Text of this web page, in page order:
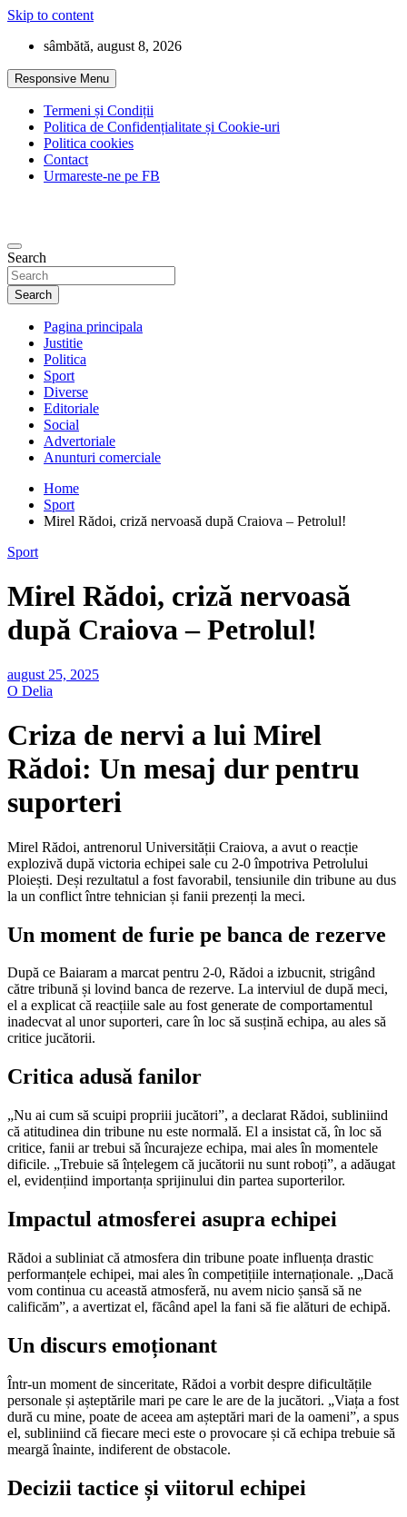
Skip to content
sâmbătă, august 8, 2026
Responsive Menu
Termeni și Condiții
Politica de Confidențialitate și Cookie-uri
Politica cookies
Contact
Urmareste-ne pe FB
Search
Search
Pagina principala
Justitie
Politica
Sport
Diverse
Editoriale
Social
Advertoriale
Anunturi comerciale
Home
Sport
Mirel Rădoi, criză nervoasă după Craiova – Petrolul!
Sport
Mirel Rădoi, criză nervoasă
după Craiova – Petrolul!
august 25, 2025
O Delia
Criza de nervi a lui Mirel
Rădoi: Un mesaj dur pentru
suporteri
Mirel Rădoi, antrenorul Universității Craiova, a avut o reacție
explozivă după victoria echipei sale cu 2-0 împotriva Petrolului
Ploiești. Deși rezultatul a fost favorabil, tensiunile din tribune au dus
la un conflict între tehnician și fanii prezenți la meci.
Un moment de furie pe banca de rezerve
După ce Baiaram a marcat pentru 2-0, Rădoi a izbucnit, strigând
către tribună și lovind banca de rezerve. La interviul de după meci,
el a explicat că reacțiile sale au fost generate de comportamentul
inadecvat al unor suporteri, care în loc să susțină echipa, au ales să
critice jucătorii.
Critica adusă fanilor
„Nu ai cum să scuipi propriii jucători”, a declarat Rădoi, subliniind
că atitudinea din tribune nu este normală. El a insistat că, în loc să
critice, fanii ar trebui să încurajeze echipa, mai ales în momentele
dificile. „Trebuie să înțelegem că jucătorii nu sunt roboți”, a adăugat
el, evidențiind importanța sprijinului din partea suporterilor.
Impactul atmosferei asupra echipei
Rădoi a subliniat că atmosfera din tribune poate influența drastic
performanțele echipei, mai ales în competițiile internaționale. „Dacă
vom continua cu această atmosferă, nu avem nicio șansă să ne
calificăm”, a avertizat el, făcând apel la fani să fie alături de echipă.
Un discurs emoționant
Într-un moment de sinceritate, Rădoi a vorbit despre dificultățile
personale și așteptările mari pe care le are de la jucători. „Viața a fost
dură cu mine, poate de aceea am așteptări mari de la oameni”, a spus
el, subliniind că fiecare meci este o provocare și că echipa trebuie să
meargă înainte, indiferent de obstacole.
Decizii tactice și viitorul echipei